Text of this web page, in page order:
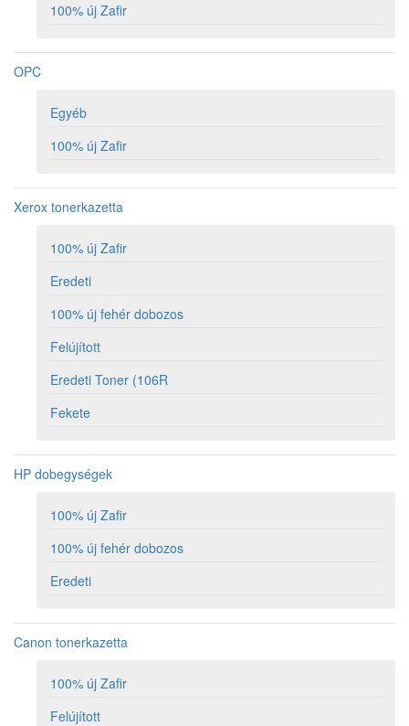
100% új Zafir
OPC
Egyéb
100% új Zafir
Xerox tonerkazetta
100% új Zafir
Eredeti
100% új fehér dobozos
Felújított
Eredeti Toner (106R
Fekete
HP dobegységek
100% új Zafir
100% új fehér dobozos
Eredeti
Canon tonerkazetta
100% új Zafir
Felújított